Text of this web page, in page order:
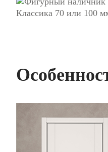
Классика 70 или 100